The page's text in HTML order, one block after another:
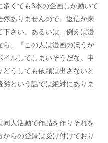
くても3本の企画しか動いて
ありませんので、返信が来
さい。あるいは、例えば漫
、『この人は漫画のほうが
ルしてしまいそうだな。申
うしても依頼は出さないと
という話では絶対にありま
人活動で作品を作りそれを
らの登録は受け付けており